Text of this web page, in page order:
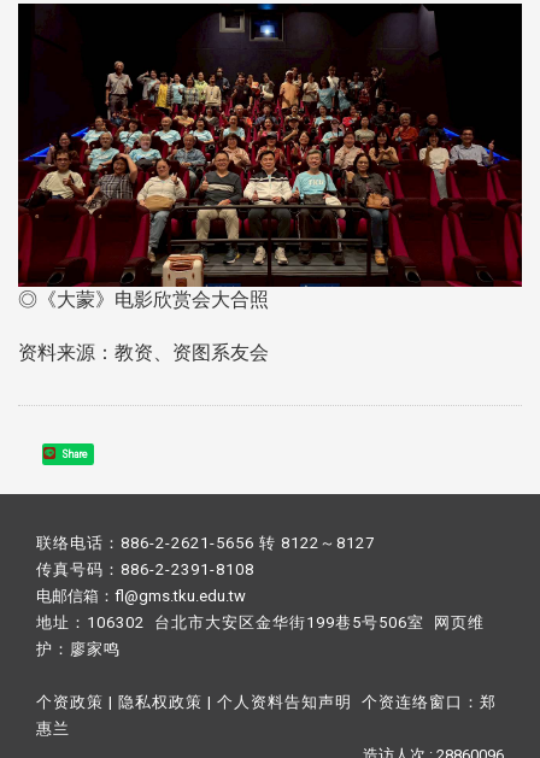
◎《大蒙》电影欣赏会大合照
资料来源：教资、资图系友会
Share
联络电话：886-2-2621-5656 转 8122～8127
传真号码：886-2-2391-8108
电邮信箱：fl@gms.tku.edu.tw
地址：106302 台北市大安区金华街199巷5号506室 网页维
护： 廖家鸣​
个资政策 | 隐私权政策 | 个人资料告知声明 个资连络窗口： 郑
惠兰